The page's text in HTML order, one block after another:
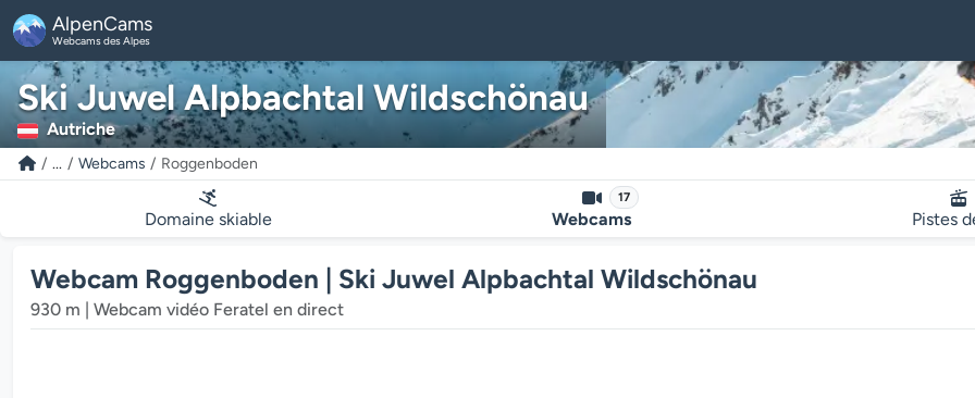
AlpenCams
Webcams des Alpes
Ski Juwel Alpbachtal Wildschönau
Autriche
... Webcams Roggenboden
Domaine skiable
17
Webcams Pistes
Webcam Roggenboden | Ski Juwel Alpbachtal Wildschönau
930 m | Webcam vidéo Feratel en direct